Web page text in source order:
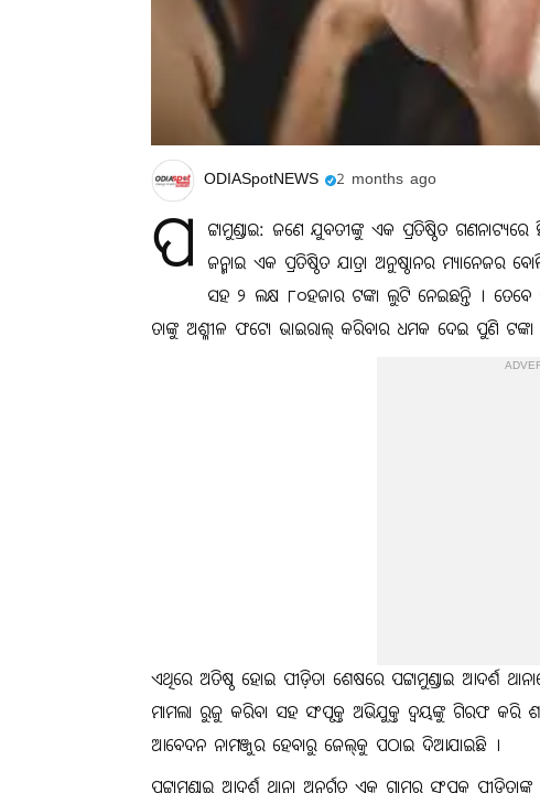
ODIASpotNEWS 2 months ago
ପ
ଟ୍ଟାମୁଣ୍ଡାଇ: ଜଣେ ଯୁବତୀଙ୍କୁ ଏକ ପ୍ରତିଷ୍ଠିତ
ଜନ୍ମାଇ ଏକ ପ୍ରତିଷ୍ଠିତ ଯାତ୍ରା ଅନୁଷ୍ଠାନର ମ୍ୟାନେଜର
ସହ ୨ ଲକ୍ଷ ୮୦ହଜାର ଟଙ୍କା ଲୁଟି ନେଇଛନ୍ତି ।
ତାଙ୍କୁ ଅଶ୍ଳୀଳ ଫଟୋ ଭାଇରାଲ୍ କରିବାର ଧମକ ଦେଇ ପୁଣି ଟଙ୍କା
ଏଥିରେ ଅତିଷ୍ଠ ହୋଇ ପୀଡ଼ିତା ଶେଷରେ ପଟ୍ଟାମୁଣ୍ଡାଇ ଆଦର୍ଶ
ମାମଲା ରୁଜୁ କରିବା ସହ ସଂପୃକ୍ତ ଅଭିଯୁକ୍ତ ଦ୍ୱୟଙ୍କୁ ଗିରଫ କରି
ଆବେଦନ ନାମଞ୍ଜୁର ହେବାରୁ ଜେଲ୍‌କୁ ପଠାଇ ଦିଆଯାଇଛି ।